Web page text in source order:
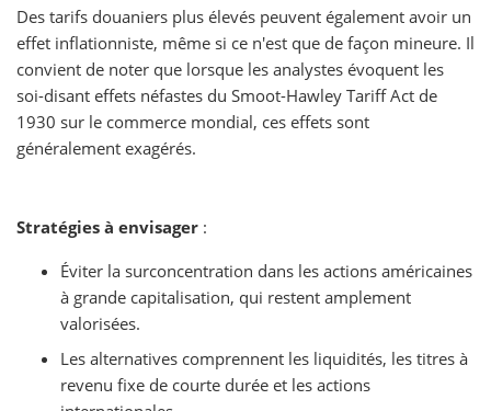
Des tarifs douaniers plus élevés peuvent également avoir un
effet inflationniste, même si ce n'est que de façon mineure. Il
convient de noter que lorsque les analystes évoquent les
soi-disant effets néfastes du Smoot-Hawley Tariff Act de
1930 sur le commerce mondial, ces effets sont
généralement exagérés.
Stratégies à envisager :
Éviter la surconcentration dans les actions américaines
à grande capitalisation, qui restent amplement
valorisées.
Les alternatives comprennent les liquidités, les titres à
revenu fixe de courte durée et les actions